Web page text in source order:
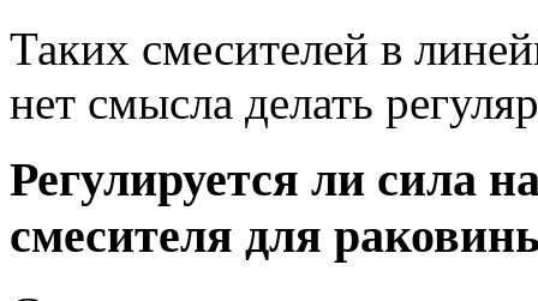
Таких смесителей в
нет смысла делать
Регулируется ли сила
смесителя для